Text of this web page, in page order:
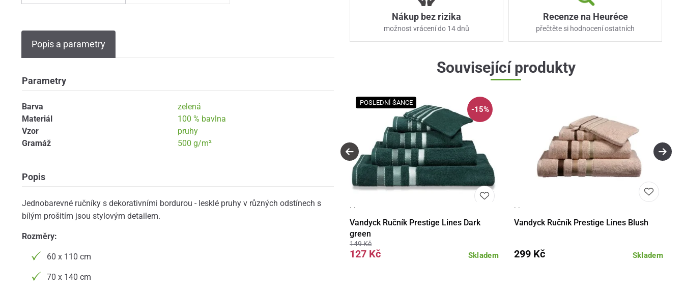
Popis a parametry
Parametry
Barva
zelená
Materiál
100 % bavlna
Vzor
pruhy
Gramáž
500 g/m²
Popis
Jednobarevné ručníky s dekorativními bordurou - lesklé pruhy v různých odstínech s
bílým prošitím jsou stylovým detailem.
Rozměry:
60 x 110 cm
70 x 140 cm
Nákup bez rizika
možnost vrácení do 14 dnů
Recenze na Heuréce
přečtěte si hodnocení ostatních
Související produkty
POSLEDNÍ ŠANCE
-15%
· ·
Vandyck Ručník Prestige Lines Dark
green
Skladem
149 Kč
127 Kč
· ·
Vandyck Ručník Prestige Lines Blush
Skladem
299 Kč